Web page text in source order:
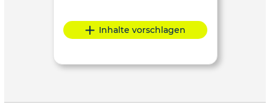
Inhalte vorschlagen